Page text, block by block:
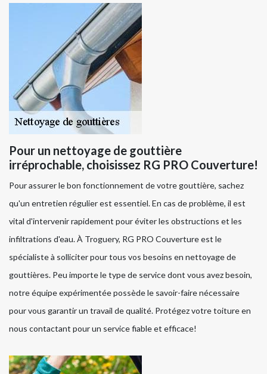
Pour un nettoyage de gouttière
irréprochable, choisissez RG PRO Couverture!
Pour assurer le bon fonctionnement de votre gouttière, sachez
qu'un entretien régulier est essentiel. En cas de problème, il est
vital d'intervenir rapidement pour éviter les obstructions et les
infiltrations d'eau. À Troguery, RG PRO Couverture est le
spécialiste à solliciter pour tous vos besoins en nettoyage de
gouttières. Peu importe le type de service dont vous avez besoin,
notre équipe expérimentée possède le savoir-faire nécessaire
pour vous garantir un travail de qualité. Protégez votre toiture en
nous contactant pour un service fiable et efficace!